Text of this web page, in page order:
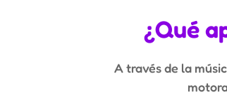
¿Qué
A través de la